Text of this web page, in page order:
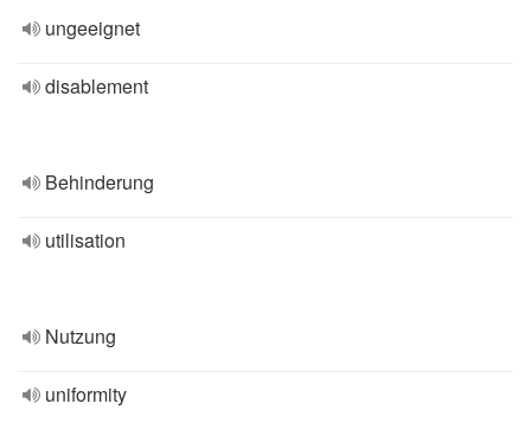
ungeeignet
disablement
Behinderung
utilisation
Nutzung
uniformity